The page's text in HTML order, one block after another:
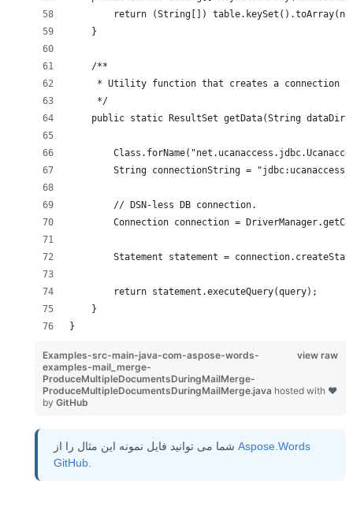
return (String[])
    }
    /**
* Utility function that creates a connection
     */
public static ResultSet getData(String
String connectionString =
        // DSN-less DB connection.
Connection connection =
Statement statement =
        return statement.executeQuery(query);
    }
}
view raw
Examples-src-main-java-com-aspose-words-
examples-mail_merge-
ProduceMultipleDocumentsDuringMailMerge-
ProduceMultipleDocumentsDuringMailMerge.java hosted with ❤
by GitHub
Aspose.Words
GitHub.